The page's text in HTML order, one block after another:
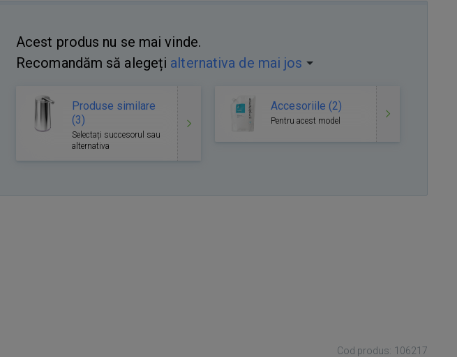
Acest produs nu se mai vinde.
Recomandăm să alegeți alternativa de mai jos
Produse similare
(3)
Selectați succesorul sau
alternativa
Accesoriile (2)
Pentru acest model
Cod produs: 106217